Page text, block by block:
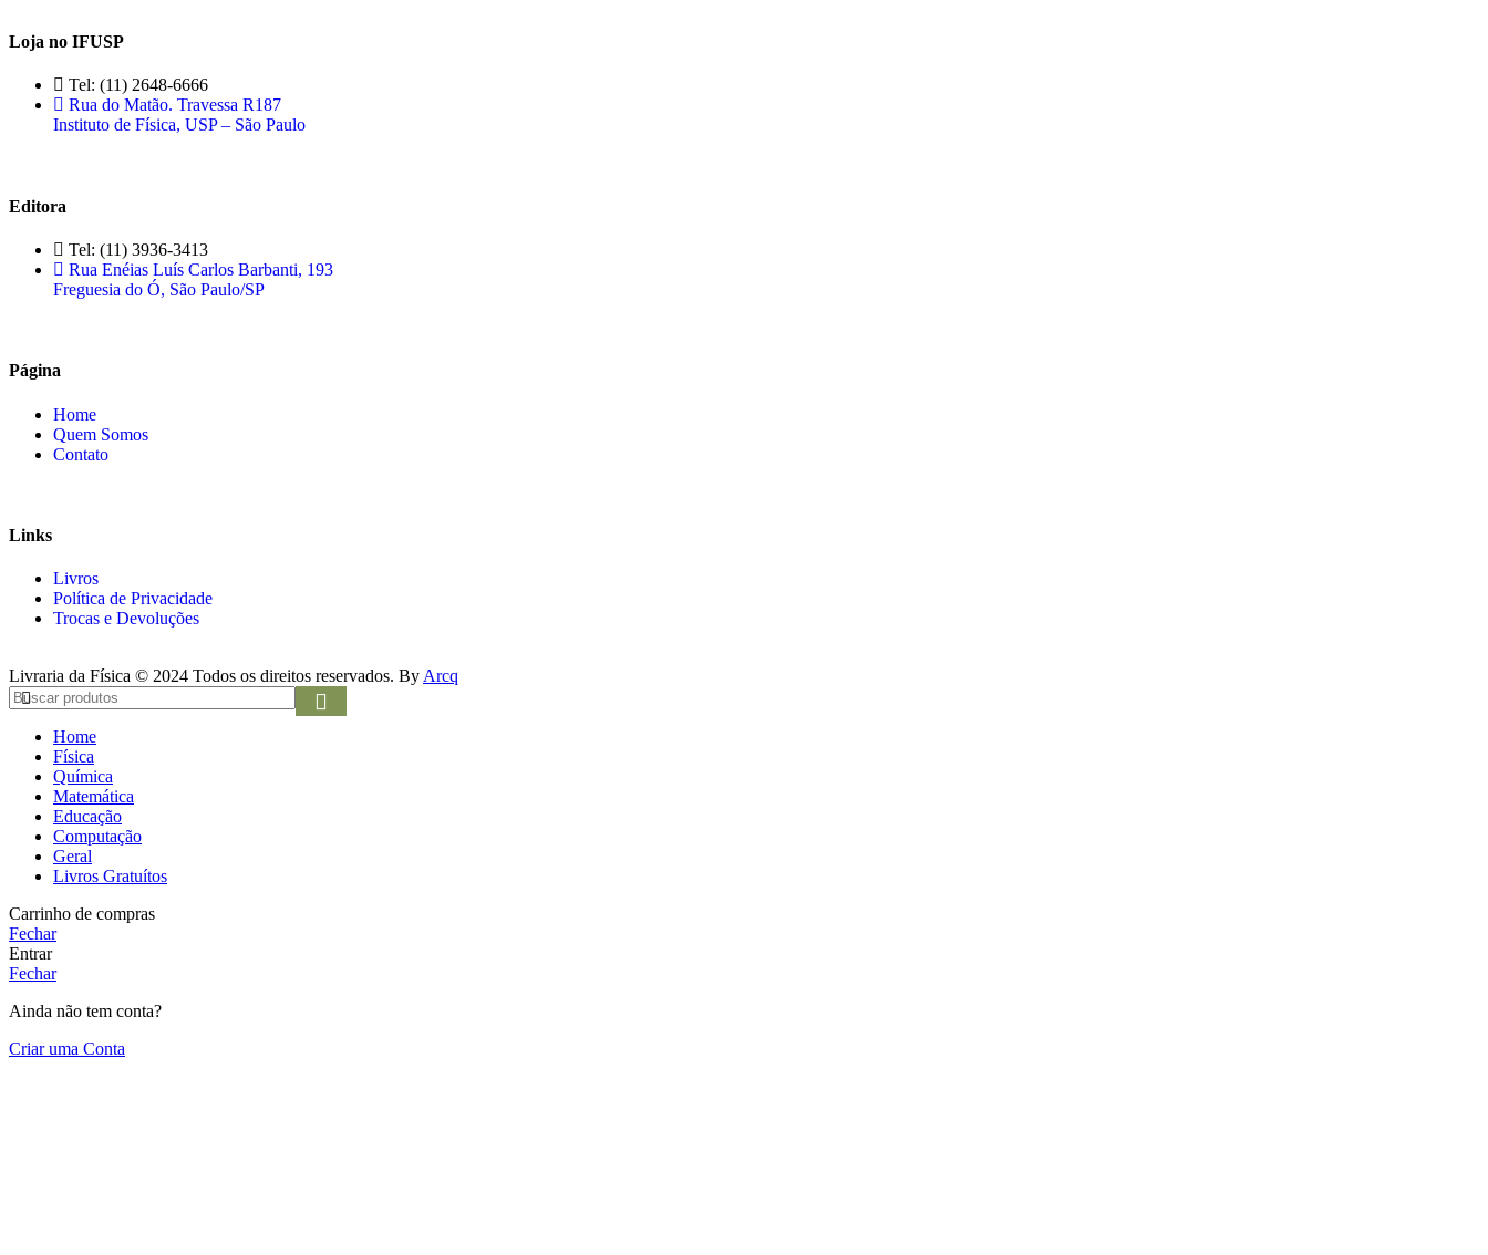
Loja no IFUSP
Tel: (11) 2648-6666
Rua do Matão. Travessa R187
Instituto de Física, USP – São Paulo
Editora
Tel: (11) 3936-3413
Rua Enéias Luís Carlos Barbanti, 193
Freguesia do Ó, São Paulo/SP
Página
Home
Quem Somos
Contato
Links
Livros
Política de Privacidade
Trocas e Devoluções
Livraria da Física © 2024 Todos os direitos reservados. By Arcq
Home
Física
Química
Matemática
Educação
Computação
Geral
Livros Gratuítos
Carrinho de compras
Fechar
Entrar
Fechar
Ainda não tem conta?
Criar uma Conta